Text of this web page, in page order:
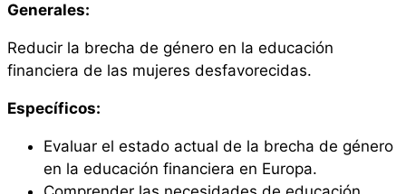
Generales:
Reducir la brecha de género en la educación
financiera de las mujeres desfavorecidas.
Específicos:
Evaluar el estado actual de la brecha de género
en la educación financiera en Europa.